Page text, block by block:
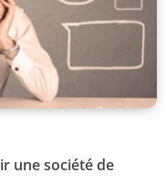
une société de